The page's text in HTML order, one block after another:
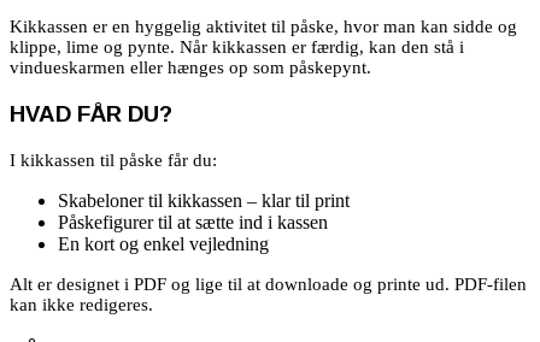
Kikkassen er en hyggelig aktivitet til påske, hvor man kan sidde og
klippe, lime og pynte. Når kikkassen er færdig, kan den stå i
vindueskarmen eller hænges op som påskepynt.
HVAD FÅR DU?
I kikkassen til påske får du:
Skabeloner til kikkassen – klar til print
Påskefigurer til at sætte ind i kassen
En kort og enkel vejledning
Alt er designet i PDF og lige til at downloade og printe ud. PDF-filen
kan ikke redigeres.